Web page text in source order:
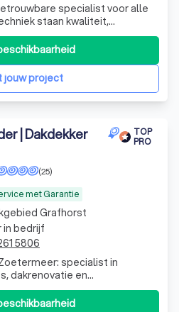
specialist voor alle
centraal. Met
de dakbranche helpen wij
met duurzame
dak. Of het nu
jouw project
| Dakdekker
TOP
PRO
met Garantie
(25)
specialist in
dakrenovatie en
vakkundig werk en
platte en hellende daken.
Grafhorst
in bedrijf
5806